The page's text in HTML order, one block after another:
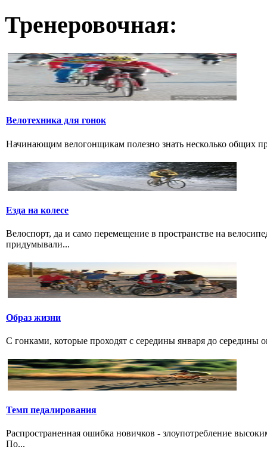
Тренеровочная:
Велотехника для гонок
Начинающим велогонщикам полезно знать несколько общих
Езда на колесе
Велоспорт, да и само перемещение в пространстве на
придумывали...
Образ жизни
С гонками, которые проходят с середины января до
Темп педалирования
Распространенная ошибка новичков - злоупотребление
По...